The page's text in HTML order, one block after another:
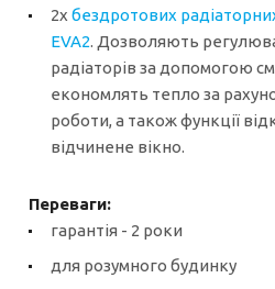
2х бездротових
EVA2. Дозволяють
радіаторів за допомогою
економлять тепло за
роботи, а також функції
відчинене вікно.
Переваги:
гарантія - 2 роки
для розумного будинку